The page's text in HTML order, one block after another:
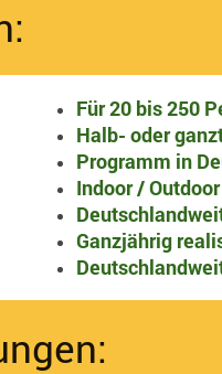
Für 20 bis 250
Halb- oder
Programm in
Indoor / Outdoor
Ganzjährig